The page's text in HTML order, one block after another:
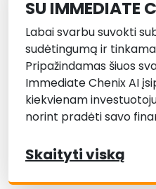
SU IMMEDIATE
Labai svarbu suvokti
sudėtingumą ir
Pripažindamas šiuos
Immediate Chenix AI
kiekvienam
norint pradėti savo
Skaityti viską